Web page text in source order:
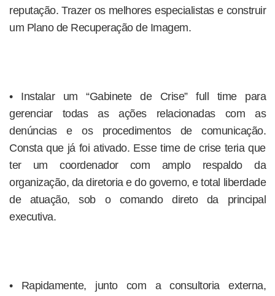
reputação. Trazer os melhores especialistas e construir
um Plano de Recuperação de Imagem.
• Instalar um “Gabinete de Crise” full time para
gerenciar todas as ações relacionadas com as
denúncias e os procedimentos de comunicação.
Consta que já foi ativado. Esse time de crise teria que
ter um coordenador com amplo respaldo da
organização, da diretoria e do governo, e total liberdade
de atuação, sob o comando direto da principal
executiva.
• Rapidamente, junto com a consultoria externa,